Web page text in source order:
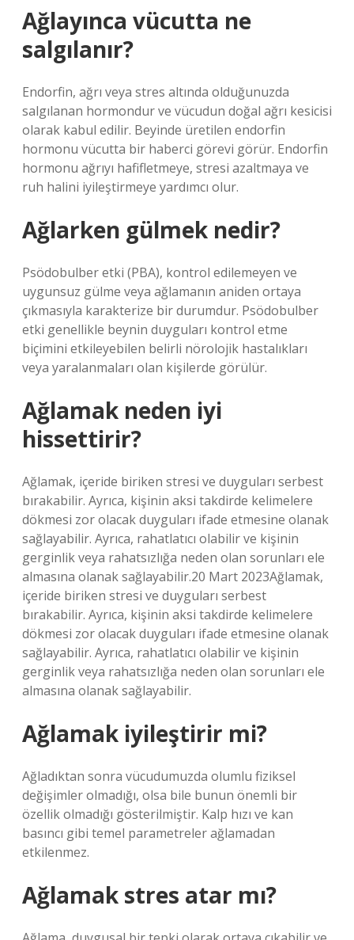
Ağlayınca vücutta ne
salgılanır?
Endorfin, ağrı veya stres altında olduğunuzda
salgılanan hormondur ve vücudun doğal ağrı kesicisi
olarak kabul edilir. Beyinde üretilen endorfin
hormonu vücutta bir haberci görevi görür. Endorfin
hormonu ağrıyı hafifletmeye, stresi azaltmaya ve
ruh halini iyileştirmeye yardımcı olur.
Ağlarken gülmek nedir?
Psödobulber etki (PBA), kontrol edilemeyen ve
uygunsuz gülme veya ağlamanın aniden ortaya
çıkmasıyla karakterize bir durumdur. Psödobulber
etki genellikle beynin duyguları kontrol etme
biçimini etkileyebilen belirli nörolojik hastalıkları
veya yaralanmaları olan kişilerde görülür.
Ağlamak neden iyi
hissettirir?
Ağlamak, içeride biriken stresi ve duyguları serbest
bırakabilir. Ayrıca, kişinin aksi takdirde kelimelere
dökmesi zor olacak duyguları ifade etmesine olanak
sağlayabilir. Ayrıca, rahatlatıcı olabilir ve kişinin
gerginlik veya rahatsızlığa neden olan sorunları ele
almasına olanak sağlayabilir.20 Mart 2023Ağlamak,
içeride biriken stresi ve duyguları serbest
bırakabilir. Ayrıca, kişinin aksi takdirde kelimelere
dökmesi zor olacak duyguları ifade etmesine olanak
sağlayabilir. Ayrıca, rahatlatıcı olabilir ve kişinin
gerginlik veya rahatsızlığa neden olan sorunları ele
almasına olanak sağlayabilir.
Ağlamak iyileştirir mi?
Ağladıktan sonra vücudumuzda olumlu fiziksel
değişimler olmadığı, olsa bile bunun önemli bir
özellik olmadığı gösterilmiştir. Kalp hızı ve kan
basıncı gibi temel parametreler ağlamadan
etkilenmez.
Ağlamak stres atar mı?